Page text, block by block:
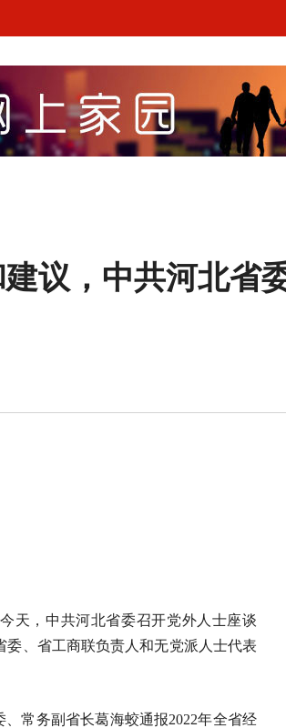
议，中共河北省
天，中共河北省委召开党外人士座谈
、省工商联负责人和无党派人士代表
常务副省长葛海蛟通报2022年全省经